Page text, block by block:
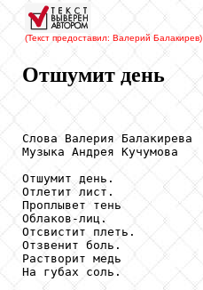
(Текст предоставил: Валерий Балакирев)
Отшумит день
Слова Валерия Балакирева
Музыка Андрея Кучумова
Отшумит день.
Отлетит лист.
Проплывет тень
Облаков-лиц.
Отсвистит плеть.
Отзвенит боль.
Растворит медь
На губах соль.